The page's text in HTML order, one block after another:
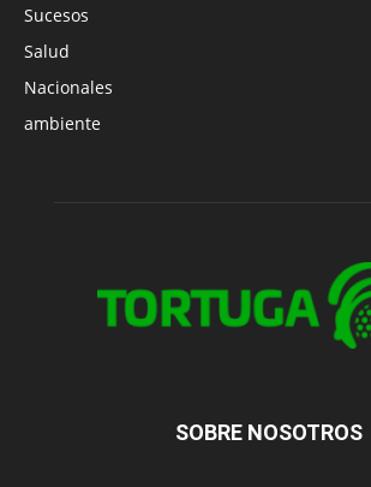
Sucesos
Salud
Nacionales
ambiente
SOBRE NOSOTROS